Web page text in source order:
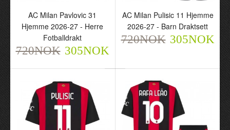
AC Milan Pavlovic 31
Hjemme 2026-27 - Herre
Fotballdrakt
720NOK 305NOK
AC Milan Pulisic 11 Hjemme
2026-27 - Barn Draktsett
720NOK 305NOK